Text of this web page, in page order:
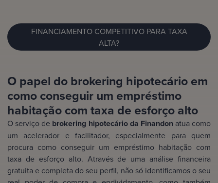
FINANCIAMENTO COMPETITIVO PARA TAXA
ALTA?
O papel do brokering hipotecário em
como conseguir um empréstimo
habitação com taxa de esforço alto
O serviço de brokering hipotecário da Finandon atua como
um acelerador e facilitador, especialmente para quem
procura como conseguir um empréstimo habitação com
taxa de esforço alto. Através de uma análise financeira
gratuita e completa do seu perfil, não só identificamos o seu